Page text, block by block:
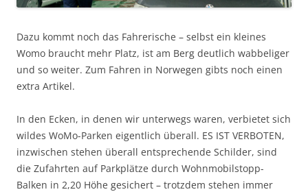
Dazu kommt noch das Fahrerische – selbst ein kleines
Womo braucht mehr Platz, ist am Berg deutlich wabbeliger
und so weiter. Zum Fahren in Norwegen gibts noch einen
extra Artikel.
In den Ecken, in denen wir unterwegs waren, verbietet sich
wildes WoMo-Parken eigentlich überall. ES IST VERBOTEN,
inzwischen stehen überall entsprechende Schilder, sind
die Zufahrten auf Parkplätze durch Wohnmobilstopp-
Balken in 2,20 Höhe gesichert – trotzdem stehen immer